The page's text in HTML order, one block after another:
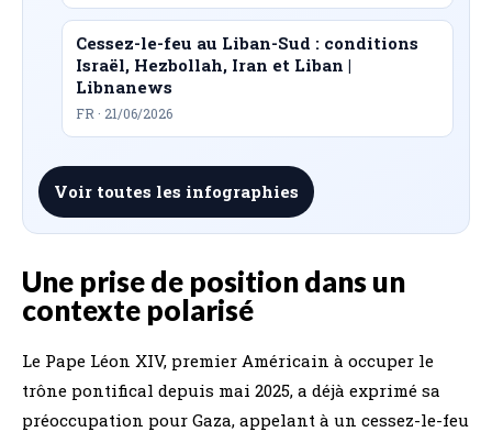
Cessez-le-feu au Liban-Sud : conditions
Israël, Hezbollah, Iran et Liban |
Libnanews
FR · 21/06/2026
Voir toutes les infographies
Une prise de position dans un
contexte polarisé
Le Pape Léon XIV, premier Américain à occuper le
trône pontifical depuis mai 2025, a déjà exprimé sa
préoccupation pour Gaza, appelant à un cessez-le-feu